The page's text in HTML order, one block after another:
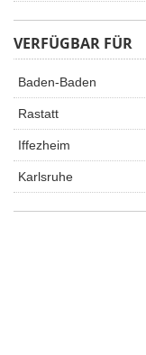
VERFÜGBAR FÜR
Baden-Baden
Rastatt
Iffezheim
Karlsruhe